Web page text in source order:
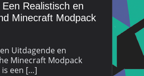
Realistisch en
Minecraft Modpack
Uitdagende en
Minecraft Modpack
een […]